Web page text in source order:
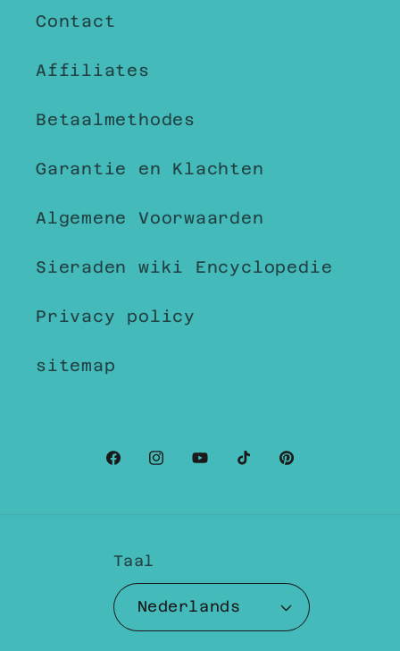
Contact
Affiliates
Betaalmethodes
Garantie en Klachten
Algemene Voorwaarden
Sieraden wiki Encyclopedie
Privacy policy
sitemap
Facebook
Instagram
YouTubeTikTokPinterest
Taal
Nederlands